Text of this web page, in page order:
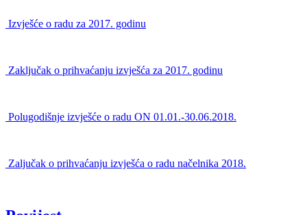
Izvješće o radu za 2017. godinu
Zaključak o prihvaćanju izvješća za 2017. godinu
Polugodišnje izvješće o radu ON 01.01.-30.06.2018.
Zaljučak o prihvaćanju izvješća o radu načelnika 2018.